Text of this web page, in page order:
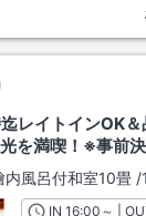
迄レイトインOK
を満喫！※事前
内風呂付和室10畳 /
INチェックイン
16:00 ～ |